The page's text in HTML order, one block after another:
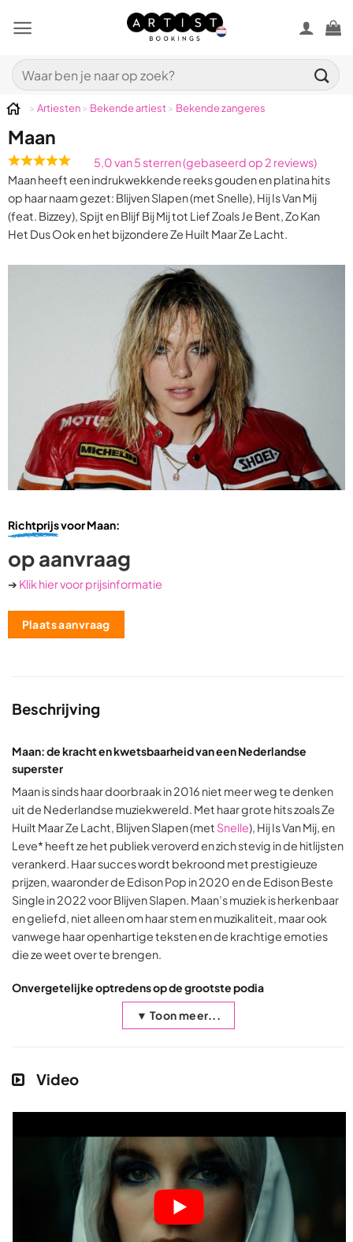
naar
Zoeken
naar:
> Artiesten> Bekende artiest> Bekende zangeres
Maan
Rated
5,0
out
of
5
5,0 van 5 sterren (gebaseerd op 2 reviews)
Maan heeft een indrukwekkende reeks gouden en platina hits
op haar naam gezet: Blijven Slapen (met Snelle), Hij Is Van Mij
(feat. Bizzey), Spijt en Blijf Bij Mij tot Lief Zoals Je Bent, Zo Kan
Het Dus Ook en het bijzondere Ze Huilt Maar Ze Lacht.
Richtprijsvoor Maan:
op aanvraag
➔ Klik hier voor prijsinformatie
Plaats aanvraag
Beschrijving
Maan: de kracht en kwetsbaarheid van een Nederlandse
superster
Maan is sinds haar doorbraak in 2016 niet meer weg te denken
uit de Nederlandse muziekwereld. Met haar grote hits zoals Ze
Huilt Maar Ze Lacht, Blijven Slapen (met Snelle), Hij Is Van Mij, en
Leve* heeft ze het publiek veroverd en zich stevig in de hitlijsten
verankerd. Haar succes wordt bekroond met prestigieuze
prijzen, waaronder de Edison Pop in 2020 en de Edison Beste
Single in 2022 voor Blijven Slapen. Maan’s muziek is herkenbaar
en geliefd, niet alleen om haar stem en muzikaliteit, maar ook
vanwege haar openhartige teksten en de krachtige emoties
die ze weet over te brengen.
Onvergetelijke optredens op de grootste podia
▼ Toon meer...
Video